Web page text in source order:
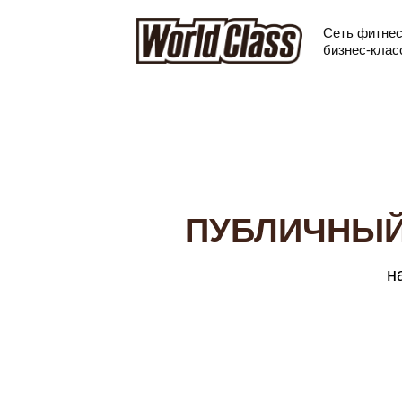
Сеть ф
бизнес-